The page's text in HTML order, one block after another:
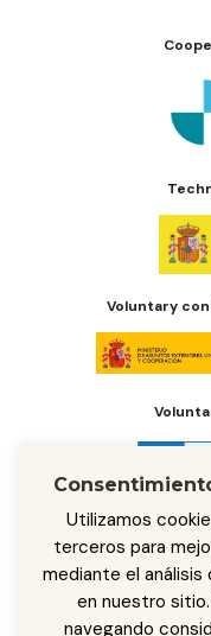
Voluntary
Utilizamos
terceros para
mediante el análisis
en nuestro
navegando